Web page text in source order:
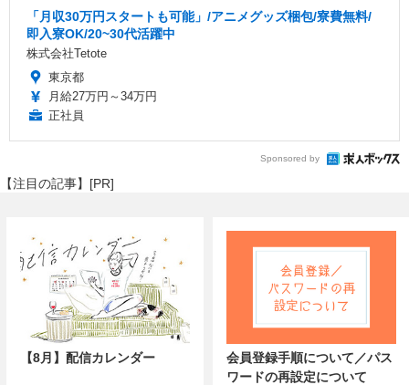
「月収30万円スタートも可能」/アニメグッズ梱包/寮費無料/
即入寮OK/20~30代活躍中
株式会社Tetote
東京都
月給27万円～34万円
正社員
Sponsored by
【注目の記事】[PR]
【8月】配信カレンダー
会員登録手順について／パス
ワードの再設定について